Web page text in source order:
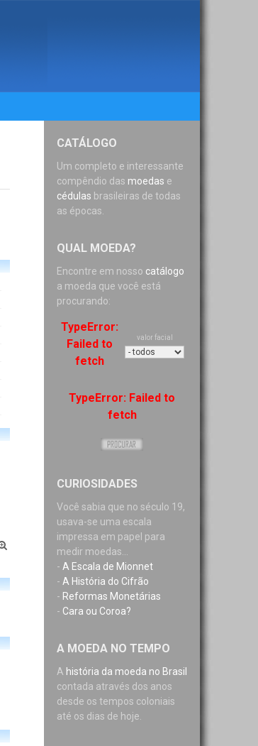
CATÁLOGO
Um completo e interessante
compêndio das moedas e
cédulas brasileiras de todas
as épocas.
QUAL MOEDA?
Encontre em nosso catálogo
a moeda que você está
procurando:
TypeError:
Failed to
fetch
valor facial
TypeError: Failed to
fetch
CURIOSIDADES
Você sabia que no século 19,
usava-se uma escala
impressa em papel para
medir moedas...
- A Escala de Mionnet
- A História do Cifrão
- Reformas Monetárias
- Cara ou Coroa?
A MOEDA NO TEMPO
A história da moeda no Brasil
contada através dos anos
desde os tempos coloniais
até os dias de hoje.